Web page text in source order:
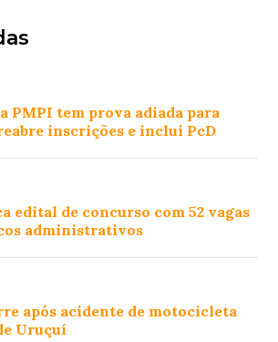
PMPI tem prova adiada para
inscrições e inclui PcD
edital de concurso com 52 vagas
administrativos
após acidente de motocicleta
Uruçuí